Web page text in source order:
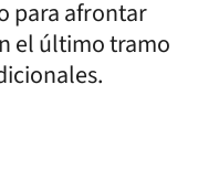
para afrontar
el último tramo